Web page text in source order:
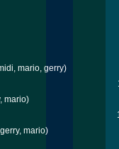
mario, gerry)
mario)
mario)